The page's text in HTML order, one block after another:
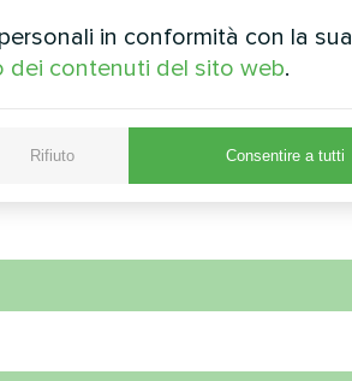
in conformità con la sua
dei contenuti del sito web.
Rifiuto Consentire a tutti